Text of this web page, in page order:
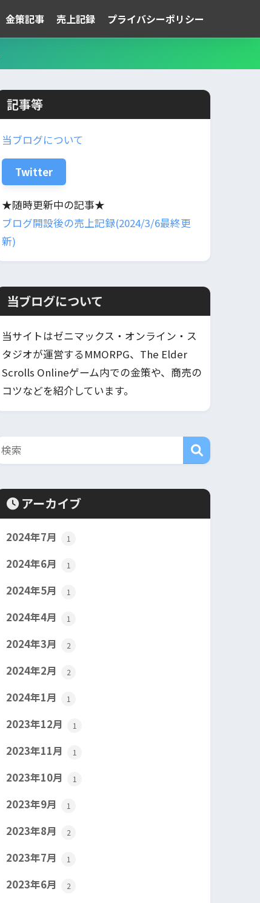
金策記事 売上記録 プライバシーポリシー
記事等
当ブログについて
Twitter
★随時更新中の記事★
ブログ開設後の売上記録(2024/3/6最終更
新)
当ブログについて
当サイトはゼニマックス・オンライン・ス
タジオが運営するMMORPG、The Elder
Scrolls Onlineゲーム内での金策や、商売の
コツなどを紹介しています。
アーカイブ
2024年7月 1
2024年6月 1
2024年5月 1
2024年4月 1
2024年3月 2
2024年2月 2
2024年1月 1
2023年12月 1
2023年11月 1
2023年10月 1
2023年9月 1
2023年8月 2
2023年7月 1
2023年6月 2